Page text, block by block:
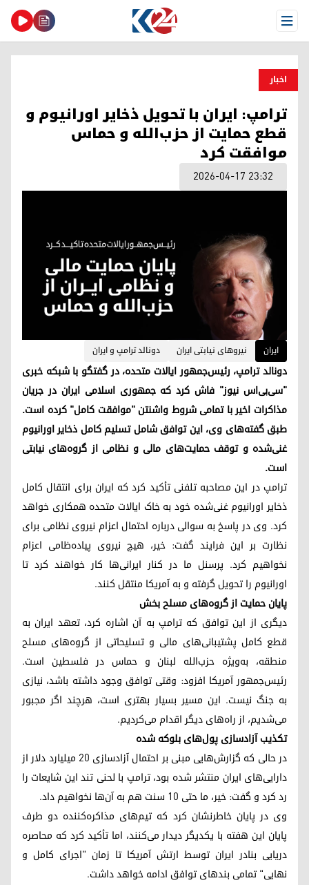
Open Menu
اخبار
ترامپ: ایران با تحویل ذخایر اورانیوم و
قطع حمایت از حزب‌الله و حماس
موافقت کرد
2026-04-17 23:32
ایران نیروهای نیابتی ایران دونالد ترامپ و ایران
دونالد ترامپ، رئیس‌جمهور ایالات متحده، در گفتگو با شبکه خبری
"سی‌بی‌اس نیوز" فاش کرد که جمهوری اسلامی ایران در جریان
مذاکرات اخیر با تمامی شروط واشنتن "موافقت کامل" کرده است.
طبق گفته‌های وی، این توافق شامل تسلیم کامل ذخایر اورانیوم
غنی‌شده و توقف حمایت‌های مالی و نظامی از گروه‌های نیابتی
است.
ترامپ در این مصاحبه تلفنی تأکید کرد که ایران برای انتقال کامل
ذخایر اورانیوم غنی‌شده خود به خاک ایالات متحده همکاری خواهد
کرد. وی در پاسخ به سوالی درباره احتمال اعزام نیروی نظامی برای
نظارت بر این فرایند گفت: خیر، هیچ نیروی پیاده‌ظامی اعزام
نخواهیم کرد. پرسنل ما در کنار ایرانی‌ها کار خواهند کرد تا
اورانیوم را تحویل گرفته و به آمریکا منتقل کنند.
پایان حمایت از گروه‌های مسلح بخش
دیگری از این توافق که ترامپ به آن اشاره کرد، تعهد ایران به
قطع کامل پشتیبانی‌های مالی و تسلیحاتی از گروه‌های مسلح
منطقه، به‌ویژه حزب‌الله لبنان و حماس در فلسطین است.
رئیس‌جمهور آمریکا افزود: وقتی توافق وجود داشته باشد، نیازی
به جنگ نیست. این مسیر بسیار بهتری است، هرچند اگر مجبور
می‌شدیم، از راه‌های دیگر اقدام می‌کردیم.
تکذیب آزادسازی پول‌های بلوکه شده
در حالی که گزارش‌هایی مبنی بر احتمال آزادسازی ۲۰ میلیارد دلار از
دارایی‌های ایران منتشر شده بود، ترامپ با لحنی تند این شایعات را
رد کرد و گفت: خیر، ما حتی ۱۰ سنت هم به آن‌ها نخواهیم داد.
وی در پایان خاطرنشان کرد که تیم‌های مذاکره‌کننده دو طرف
پایان این هفته با یکدیگر دیدار می‌کنند، اما تأکید کرد که محاصره
دریایی بنادر ایران توسط ارتش آمریکا تا زمان "اجرای کامل و
نهایی" تمامی بندهای توافق ادامه خواهد داشت.